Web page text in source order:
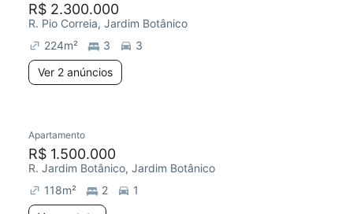
R$ 2.300.000
R. Pio Correia, Jardim Botânico
224m² 3
3
Ver 2 anúncios
Apartamento
R$ 1.500.000
R. Jardim Botânico, Jardim Botânico
118m² 2
1